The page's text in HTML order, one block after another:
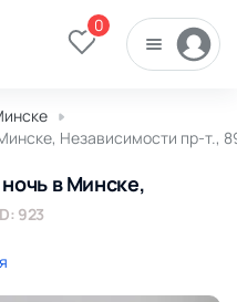
0
Независимости пр-т.,
в Минске,
923